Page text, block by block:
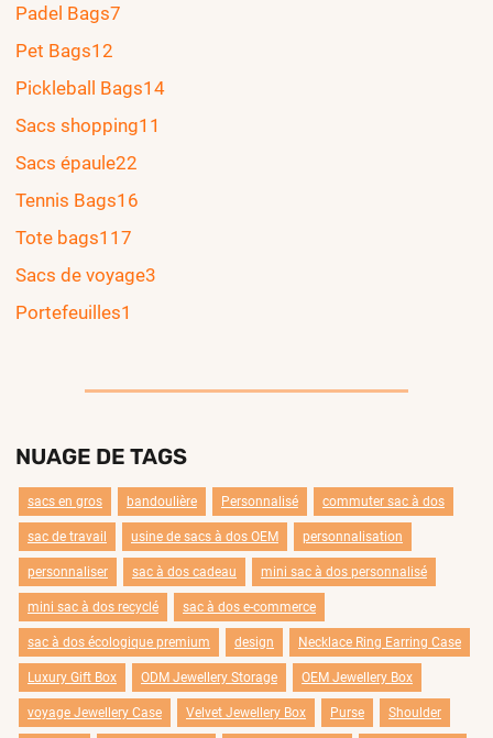
Padel Bags7
Pet Bags12
Pickleball Bags14
Sacs shopping11
Sacs épaule22
Tennis Bags16
Tote bags117
Sacs de voyage3
Portefeuilles1
NUAGE DE TAGS
sacs en gros bandoulière Personnalisé commuter sac à dos
sac de travail usine de sacs à dos OEM personnalisation
personnaliser sac à dos cadeau mini sac à dos personnalisé
mini sac à dos recyclé sac à dos e-commerce
sac à dos écologique premium design Necklace Ring Earring Case
Luxury Gift Box ODM Jewellery Storage OEM Jewellery Box
voyage Jewellery Case Velvet Jewellery Box Purse Shoulder